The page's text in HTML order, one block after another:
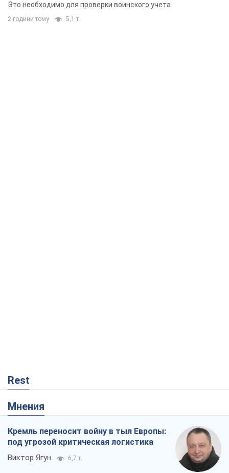
Это необходимо для проверки воинского учета
2 години тому 5,1 т.
Rest
Мнения
Кремль переносит войну в тыл Европы:
под угрозой критическая логистика
Виктор Ягун 6,7 т.